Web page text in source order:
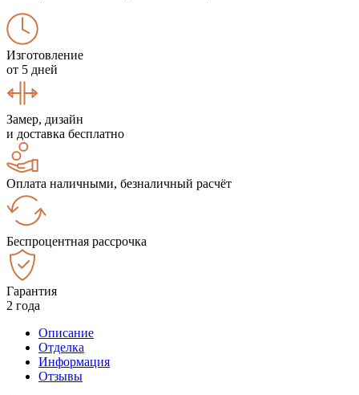
Изготовление
от 5 дней
Замер, дизайн
и доставка бесплатно
Оплата наличными, безналичный расчёт
Беспроцентная рассрочка
Гарантия
2 года
Описание
Отделка
Информация
Отзывы